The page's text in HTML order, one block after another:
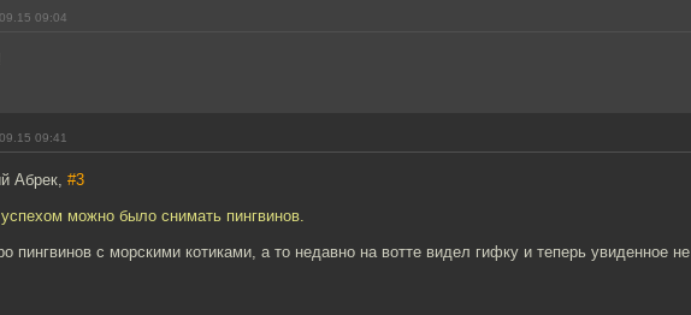
09:04
09:41
Абрек, #3
можно было снимать пингвинов.
пингвинов с морскими котиками, а то недавно на вотте видел гифку и теперь увиденное не